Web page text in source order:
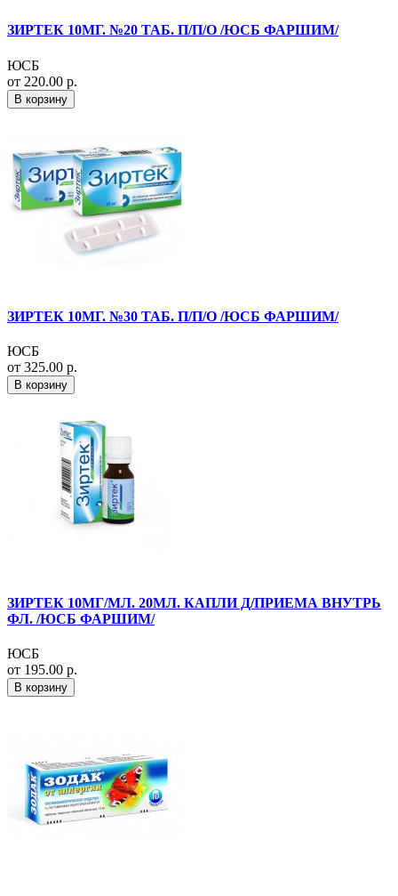
ЗИРТЕК 10МГ. №20 ТАБ. П/П/О /ЮСБ ФАРШИМ/
ЮСБ
от 220.00 р.
В корзину
ЗИРТЕК 10МГ. №30 ТАБ. П/П/О /ЮСБ ФАРШИМ/
ЮСБ
от 325.00 р.
В корзину
ЗИРТЕК 10МГ/МЛ. 20МЛ. КАПЛИ Д/ПРИЕМА ВНУТРЬ
ФЛ. /ЮСБ ФАРШИМ/
ЮСБ
от 195.00 р.
В корзину